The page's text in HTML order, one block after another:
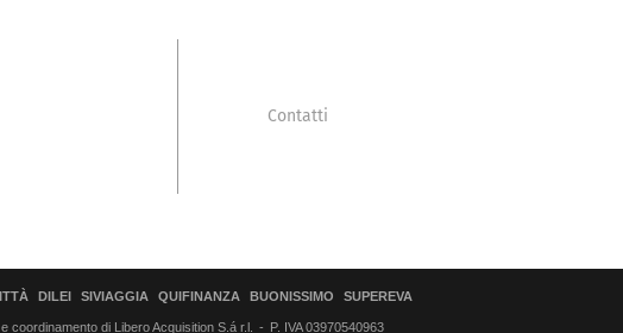
Contatti
DILEI SIVIAGGIA QUIFINANZA BUONISSIMO SUPEREVA
coordinamento di Libero Acquisition S.á r.l. P. IVA 03970540963